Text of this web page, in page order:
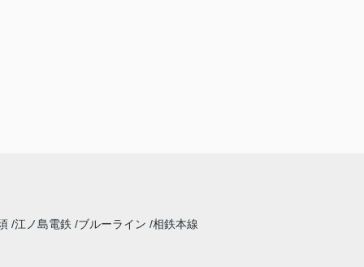
江ノ島電鉄 ブルーライン 相鉄本線